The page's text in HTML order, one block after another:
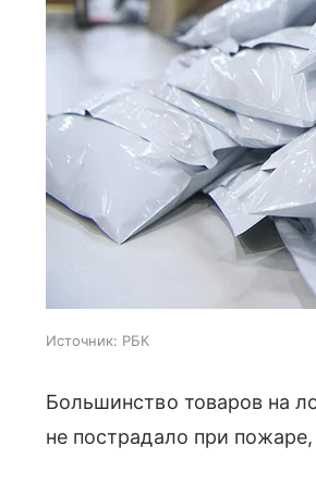
Источник: РБК
Большинство товаров на
не пострадало при